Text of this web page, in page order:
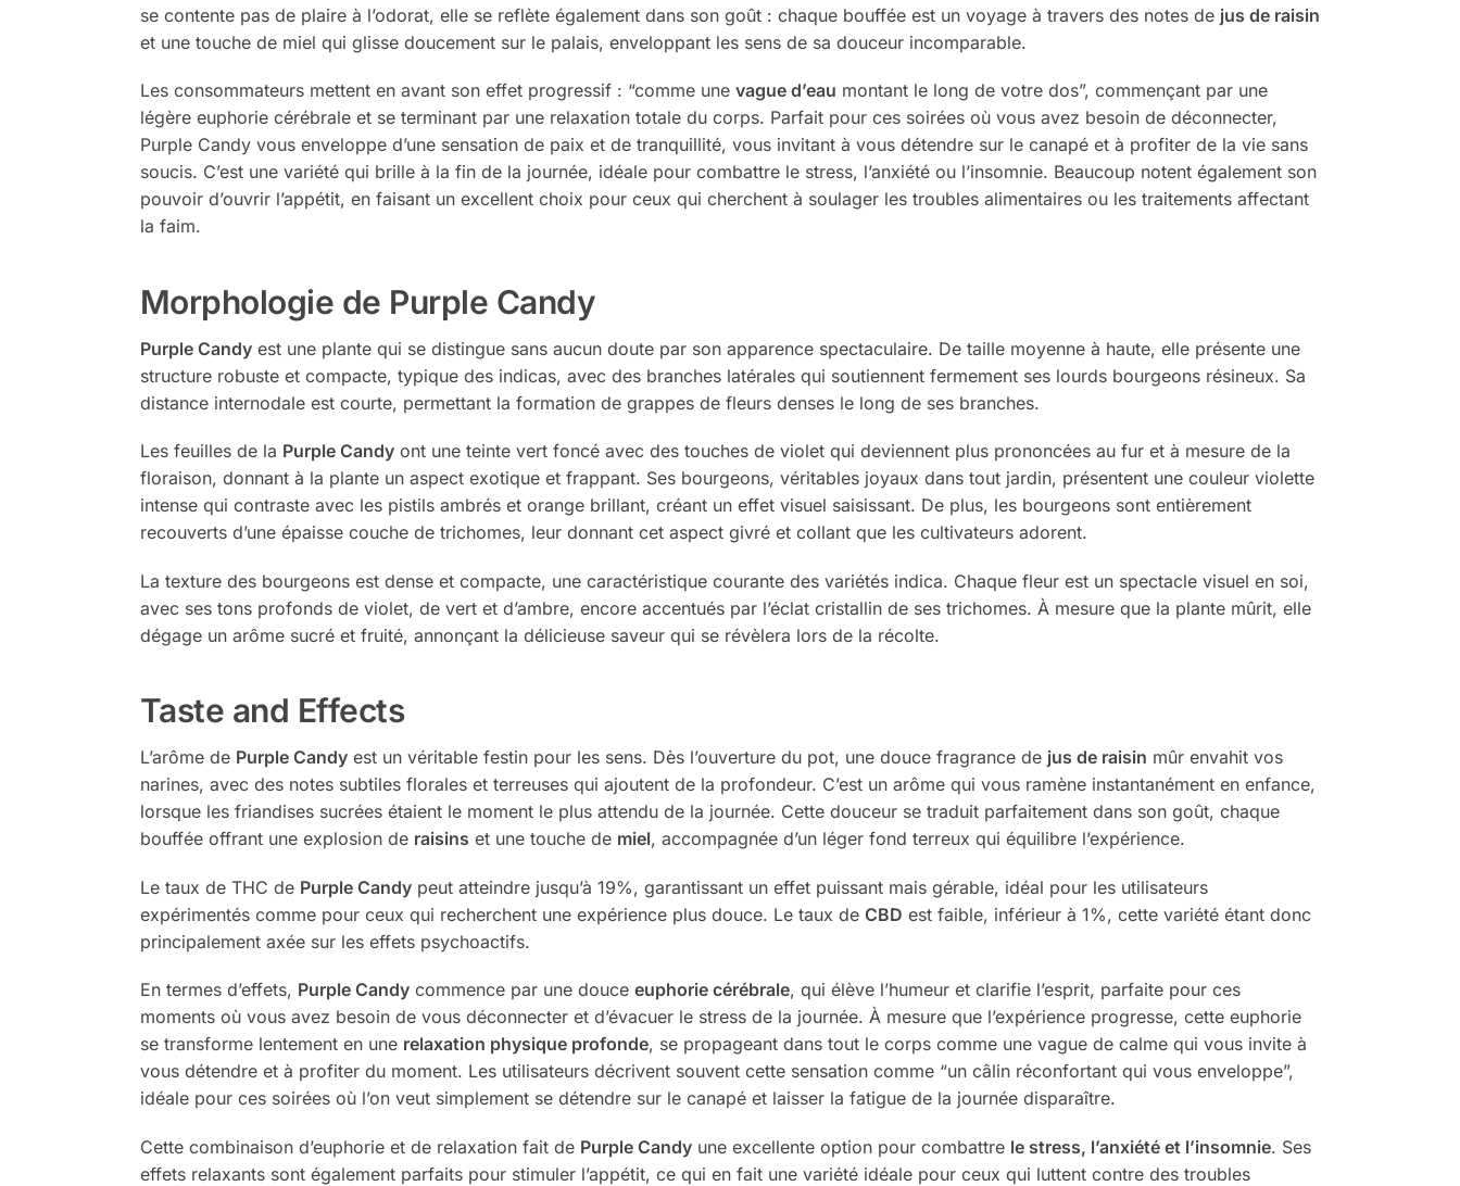
se contente pas de plaire à l’odorat, elle se reflète également dans son goût : chaque bouffée est un voyage à travers des notes de jus de raisin
et une touche de miel qui glisse doucement sur le palais, enveloppant les sens de sa douceur incomparable.
Les consommateurs mettent en avant son effet progressif : “comme une vague d’eau montant le long de votre dos”, commençant par une
légère euphorie cérébrale et se terminant par une relaxation totale du corps. Parfait pour ces soirées où vous avez besoin de déconnecter,
Purple Candy vous enveloppe d’une sensation de paix et de tranquillité, vous invitant à vous détendre sur le canapé et à profiter de la vie sans
soucis. C’est une variété qui brille à la fin de la journée, idéale pour combattre le stress, l’anxiété ou l’insomnie. Beaucoup notent également son
pouvoir d’ouvrir l’appétit, en faisant un excellent choix pour ceux qui cherchent à soulager les troubles alimentaires ou les traitements affectant
la faim.
Morphologie de Purple Candy
Purple Candyest une plante qui se distingue sans aucun doute par son apparence spectaculaire. De taille moyenne à haute, elle présente une
structure robuste et compacte, typique des indicas, avec des branches latérales qui soutiennent fermement ses lourds bourgeons résineux. Sa
distance internodale est courte, permettant la formation de grappes de fleurs denses le long de ses branches.
Les feuilles de la Purple Candyont une teinte vert foncé avec des touches de violet qui deviennent plus prononcées au fur et à mesure de la
floraison, donnant à la plante un aspect exotique et frappant. Ses bourgeons, véritables joyaux dans tout jardin, présentent une couleur violette
intense qui contraste avec les pistils ambrés et orange brillant, créant un effet visuel saisissant. De plus, les bourgeons sont entièrement
recouverts d’une épaisse couche de trichomes, leur donnant cet aspect givré et collant que les cultivateurs adorent.
La texture des bourgeons est dense et compacte, une caractéristique courante des variétés indica. Chaque fleur est un spectacle visuel en soi,
avec ses tons profonds de violet, de vert et d’ambre, encore accentués par l’éclat cristallin de ses trichomes. À mesure que la plante mûrit, elle
dégage un arôme sucré et fruité, annonçant la délicieuse saveur qui se révèlera lors de la récolte.
Taste and Effects
L’arôme de Purple Candyest un véritable festin pour les sens. Dès l’ouverture du pot, une douce fragrance de jus de raisin mûr envahit vos
narines, avec des notes subtiles florales et terreuses qui ajoutent de la profondeur. C’est un arôme qui vous ramène instantanément en enfance,
lorsque les friandises sucrées étaient le moment le plus attendu de la journée. Cette douceur se traduit parfaitement dans son goût, chaque
bouffée offrant une explosion de raisins et une touche de miel, accompagnée d’un léger fond terreux qui équilibre l’expérience.
Le taux de THC de Purple Candypeut atteindre jusqu’à 19%, garantissant un effet puissant mais gérable, idéal pour les utilisateurs
expérimentés comme pour ceux qui recherchent une expérience plus douce. Le taux de CBD est faible, inférieur à 1%, cette variété étant donc
principalement axée sur les effets psychoactifs.
En termes d’effets, Purple Candycommence par une douce euphorie cérébrale, qui élève l’humeur et clarifie l’esprit, parfaite pour ces
moments où vous avez besoin de vous déconnecter et d’évacuer le stress de la journée. À mesure que l’expérience progresse, cette euphorie
se transforme lentement en une relaxation physique profonde, se propageant dans tout le corps comme une vague de calme qui vous invite à
vous détendre et à profiter du moment. Les utilisateurs décrivent souvent cette sensation comme “un câlin réconfortant qui vous enveloppe”,
idéale pour ces soirées où l’on veut simplement se détendre sur le canapé et laisser la fatigue de la journée disparaître.
Cette combinaison d’euphorie et de relaxation fait de Purple Candyune excellente option pour combattre le stress, l’anxiété et l’insomnie. Ses
effets relaxants sont également parfaits pour stimuler l’appétit, ce qui en fait une variété idéale pour ceux qui luttent contre des troubles